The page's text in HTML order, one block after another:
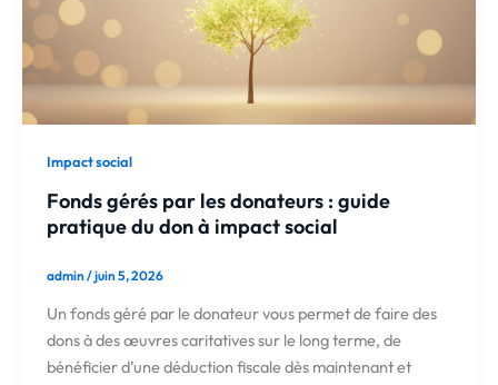
Impact social
Fonds gérés par les donateurs : guide
pratique du don à impact social
admin/juin 5, 2026
Un fonds géré par le donateur vous permet de faire des
dons à des œuvres caritatives sur le long terme, de
bénéficier d’une déduction fiscale dès maintenant et